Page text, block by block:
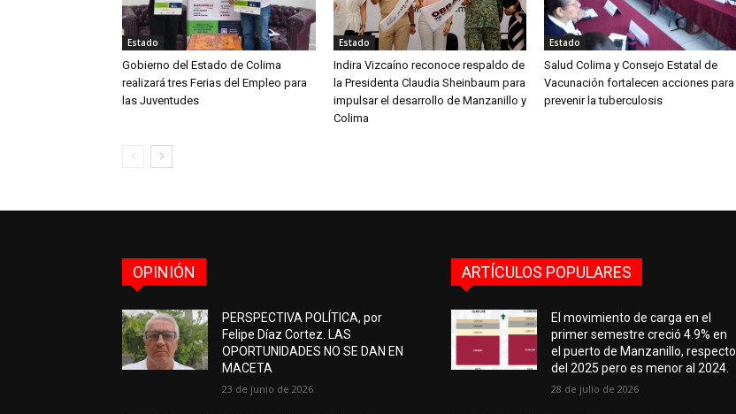
Estado
Gobierno del Estado de Colima
realizará tres Ferias del Empleo para
las Juventudes
Estado
Indira Vizcaíno reconoce respaldo de
la Presidenta Claudia Sheinbaum para
impulsar el desarrollo de Manzanillo y
Colima
Estado
Salud Colima y Consejo Estatal de
Vacunación fortalecen acciones para
prevenir la tuberculosis
OPINIÓN
PERSPECTIVA POLÍTICA, por
Felipe Díaz Cortez. LAS
OPORTUNIDADES NO SE DAN EN
MACETA
23 de junio de 2026
ARTÍCULOS POPULARES
El movimiento de carga en el
primer semestre creció 4.9% en
el puerto de Manzanillo, respecto
del 2025 pero es menor al 2024.
28 de julio de 2026